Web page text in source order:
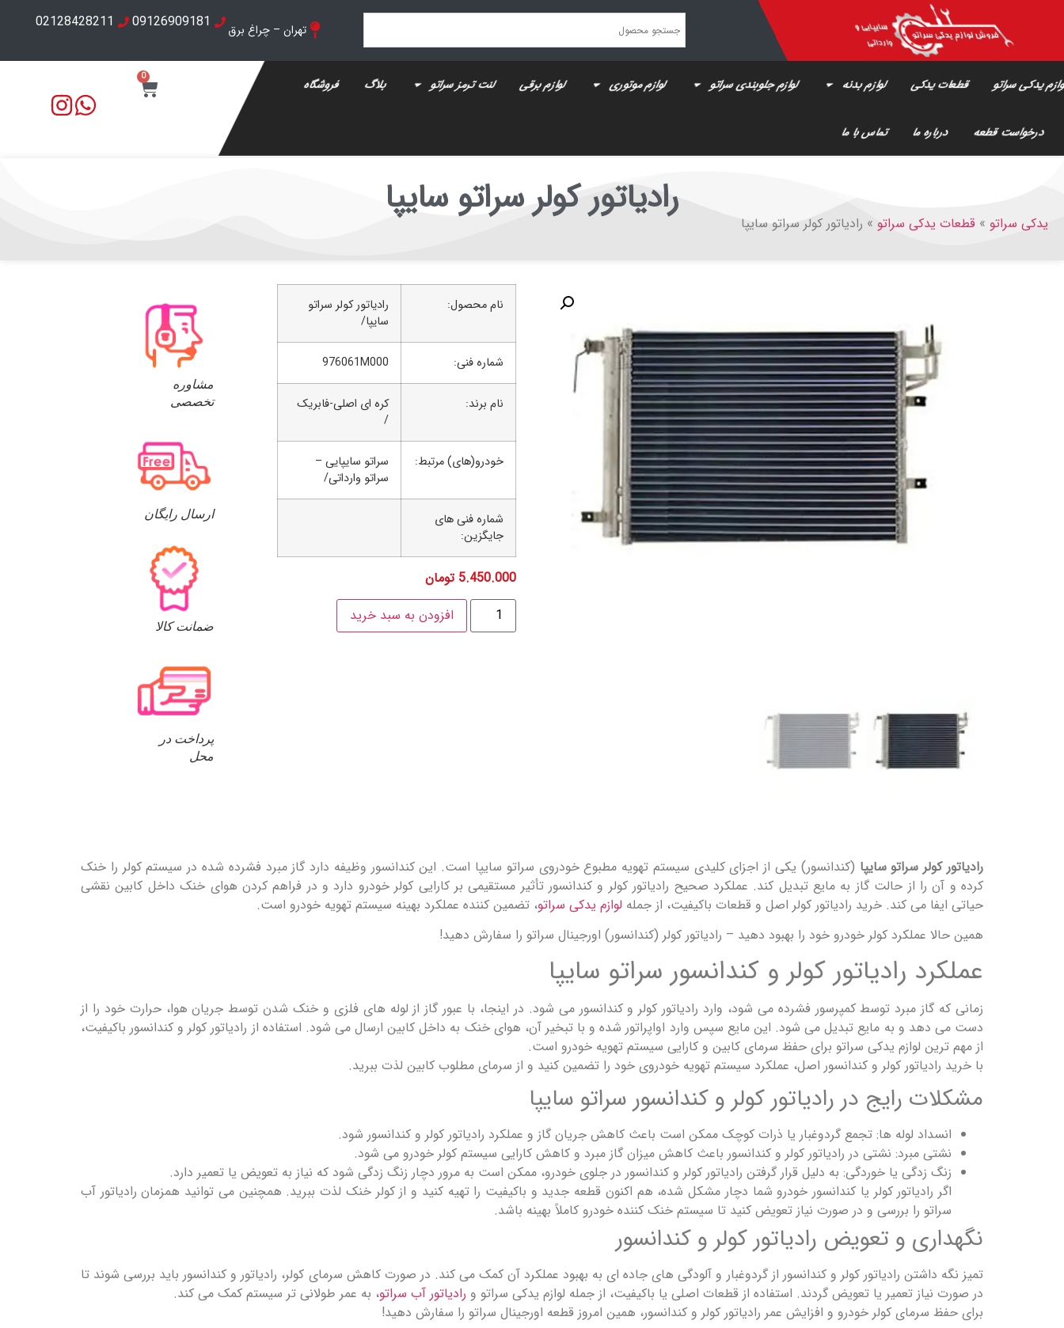
تهران – چراغ برق 09126909181
02128428211
یدکی سراتو قطعات یدکی لوازم بدنه لوازم جلوبندی سراتو لوازم موتوری لوازم برقی لنت ترمز سراتو بلاگ فروشگاه
درخواست قطعه درباره ما تماس با ما
0
رادیاتور کولر سراتو سایپا
یدکی سراتو » قطعات یدکی سراتو » رادیاتور کولر سراتو سایپا
نام محصول:
رادیاتور کولر سراتو
سایپا/
شماره فنی: 976061M000
نام برند:
کره ای اصلی-فابریک
/
خودرو(های) مرتبط:
سراتو سایپایی –
سراتو وارداتی/
شماره فنی های
جایگزین:
5.450.000 تومان
افزودن به سبد خرید
مشاوره
تخصصی
ارسال رایگان
ضمانت کالا
پرداخت در
محل
رادیاتور کولر سراتو سایپا (کندانسور) یکی از اجزای کلیدی سیستم تهویه مطبوع خودروی سراتو سایپا است. این کندانسور وظیفه دارد گاز مبرد فشرده شده در سیستم کولر را خنک
کرده و آن را از حالت گاز به مایع تبدیل کند. عملکرد صحیح رادیاتور کولر و کندانسور تأثیر مستقیمی بر کارایی کولر خودرو دارد و در فراهم کردن هوای خنک داخل کابین نقشی
حیاتی ایفا می کند. خرید رادیاتور کولر اصل و قطعات باکیفیت، از جمله لوازم یدکی سراتو، تضمین کننده عملکرد بهینه سیستم تهویه خودرو است.
همین حالا عملکرد کولر خودرو خود را بهبود دهید – رادیاتور کولر (کندانسور) اورجینال سراتو را سفارش دهید!
عملکرد رادیاتور کولر و کندانسور سراتو سایپا
زمانی که گاز مبرد توسط کمپرسور فشرده می شود، وارد رادیاتور کولر و کندانسور می شود. در اینجا، با عبور گاز از لوله های فلزی و خنک شدن توسط جریان هوا، حرارت خود را از
دست می دهد و به مایع تبدیل می شود. این مایع سپس وارد اواپراتور شده و با تبخیر آن، هوای خنک به داخل کابین ارسال می شود. استفاده از رادیاتور کولر و کندانسور باکیفیت،
از مهم ترین لوازم یدکی سراتو برای حفظ سرمای کابین و کارایی سیستم تهویه خودرو است.
با خرید رادیاتور کولر و کندانسور اصل، عملکرد سیستم تهویه خودروی خود را تضمین کنید و از سرمای مطلوب کابین لذت ببرید.
مشکلات رایج در رادیاتور کولر و کندانسور سراتو سایپا
انسداد لوله ها: تجمع گردوغبار یا ذرات کوچک ممکن است باعث کاهش جریان گاز و عملکرد رادیاتور کولر و کندانسور شود.
نشتی مبرد: نشتی در رادیاتور کولر و کندانسور باعث کاهش میزان گاز مبرد و کاهش کارایی سیستم کولر خودرو می شود.
زنگ زدگی یا خوردگی: به دلیل قرار گرفتن رادیاتور کولر و کندانسور در جلوی خودرو، ممکن است به مرور دچار زنگ زدگی شود که نیاز به تعویض یا تعمیر دارد.
اگر رادیاتور کولر یا کندانسور خودرو شما دچار مشکل شده، هم اکنون قطعه جدید و باکیفیت را تهیه کنید و از کولر خنک لذت ببرید. همچنین می توانید همزمان رادیاتور آب
سراتو را بررسی و در صورت نیاز تعویض کنید تا سیستم خنک کننده خودرو کاملاً بهینه باشد.
نگهداری و تعویض رادیاتور کولر و کندانسور
تمیز نگه داشتن رادیاتور کولر و کندانسور از گردوغبار و آلودگی های جاده ای به بهبود عملکرد آن کمک می کند. در صورت کاهش سرمای کولر، رادیاتور و کندانسور باید بررسی شوند تا
در صورت نیاز تعمیر یا تعویض گردند. استفاده از قطعات اصلی یا باکیفیت، از جمله لوازم یدکی سراتو و رادیاتور آب سراتو، به عمر طولانی تر سیستم کمک می کند.
برای حفظ سرمای کولر خودرو و افزایش عمر رادیاتور کولر و کندانسور، همین امروز قطعه اورجینال سراتو را سفارش دهید!